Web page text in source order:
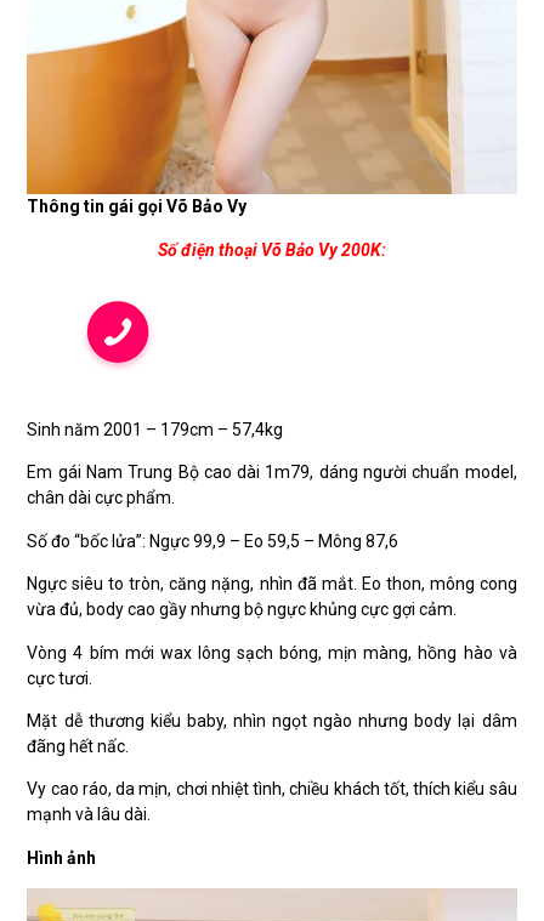
Thông tin gái gọi Võ Bảo Vy
Số điện thoại Võ Bảo Vy 200K:
Sinh năm 2001 – 179cm – 57,4kg
Em gái Nam Trung Bộ cao dài 1m79, dáng người chuẩn model,
chân dài cực phẩm.
Số đo “bốc lửa”: Ngực 99,9 – Eo 59,5 – Mông 87,6
Ngực siêu to tròn, căng nặng, nhìn đã mắt. Eo thon, mông cong
vừa đủ, body cao gầy nhưng bộ ngực khủng cực gợi cảm.
Vòng 4 bím mới wax lông sạch bóng, mịn màng, hồng hào và
cực tươi.
Mặt dễ thương kiểu baby, nhìn ngọt ngào nhưng body lại dâm
đãng hết nấc.
Vy cao ráo, da mịn, chơi nhiệt tình, chiều khách tốt, thích kiểu sâu
mạnh và lâu dài.
Hình ảnh